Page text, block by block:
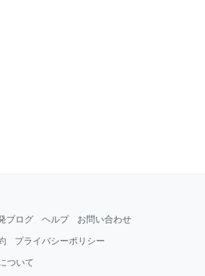
ブログ ヘルプ お問い合わせ
プライバシーポリシー
ついて